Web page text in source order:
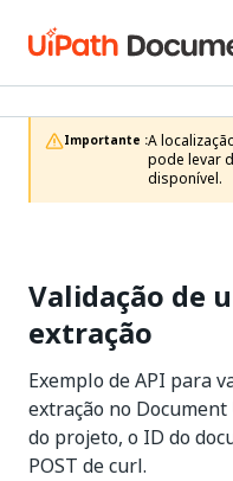
Importante :A
pode levar
disponível.
Validação de
extração
Exemplo de API para
extração no
do projeto, o ID do
POST de curl.